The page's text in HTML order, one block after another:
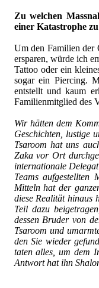
Zu welchen
einer Katastrophe
Um den Familien der
ersparen, würde ich
Tattoo oder ein
sogar ein Piercing.
entstellt und kaum
Familienmitglied des
Wir hätten dem
Geschichten, lustige
Tsaroom hat uns
Zaka vor Ort
internationale
Teams aufgestellten
Mitteln hat der
diese Realität hinaus
Teil dazu
dessen Bruder von
Tsaroom und
den Sie wieder
taten alles, um dem
Antwort hat ihn